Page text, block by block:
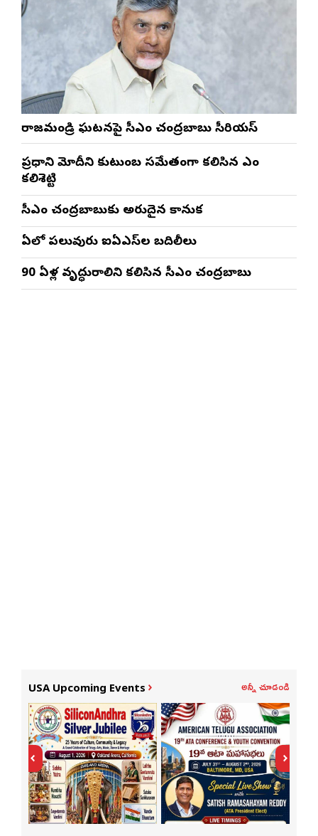
రాజమండ్రి ఘటనపై సీఎం చంద్రబాబు సీరియస్
ప్రధాని మోదీని కుటుంబ సమేతంగా కలిసిన ఎంపీ
కలిశెట్టి
సీఎం చంద్రబాబుకు అరుదైన కానుక
ఏపీలో పలువురు ఐఏఎస్‌ల బదిలీలు
90 ఏళ్ల వృద్ధురాలిని కలిసిన సీఎం చంద్రబాబు
USA Upcoming Events అన్నీ చూడండి